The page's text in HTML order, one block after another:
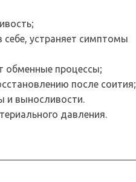
устраняет симптомы
обменные процессы;
после соития;
и выносливости.
давления.